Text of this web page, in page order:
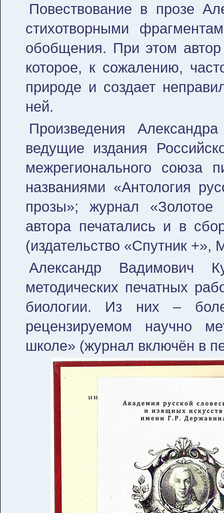
Повествование в прозе
стихотворными
обобщения. При этом автор
которое, к сожалению,
природе и создает
ней.
Произведения
ведущие издания
межрегионального союза
названиями «Антология
прозы»; журнал «Золотое
автора печатались и в
(издательство «Спутник +»,
Александр Вадимович
методических печатных
биологии. Из них –
рецензируемом научно
школе» (журнал включён в